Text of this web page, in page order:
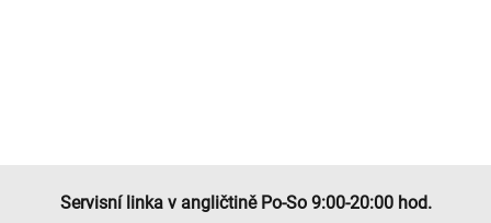
Servisní linka v angličtině Po-So 9:00-20:00 hod.